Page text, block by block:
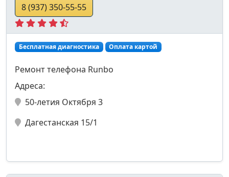
8 (937) 350-55-55
Бесплатная диагностика Оплата картой
Ремонт телефона Runbo
Адреса:
50-летия Октября 3
Дагестанская 15/1